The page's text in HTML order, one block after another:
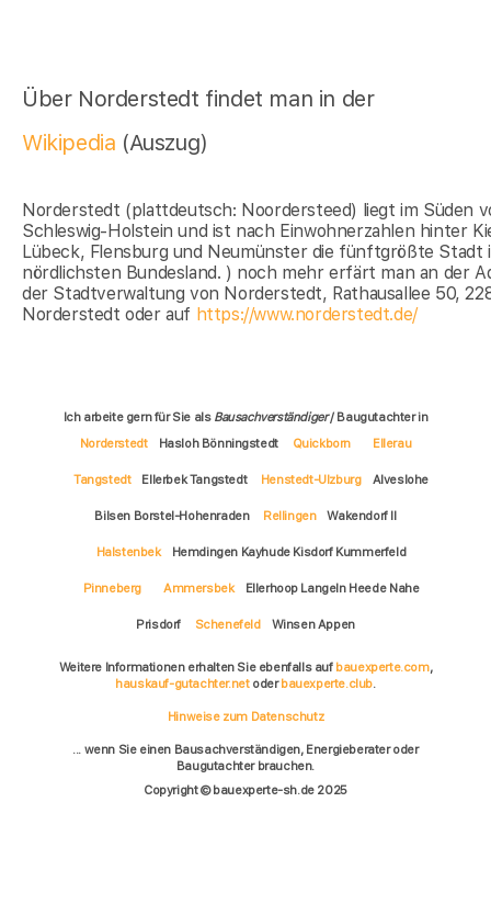
Über Norderstedt findet man in der
Wikipedia (Auszug)
Norderstedt (plattdeutsch: Noordersteed) liegt im Süden
Schleswig-Holstein und ist nach Einwohnerzahlen hinter
Lübeck, Flensburg und Neumünster die fünftgrößte Stadt
nördlichsten Bundesland. ) noch mehr erfärt man an der
der Stadtverwaltung von Norderstedt, Rathausallee 50,
Norderstedt oder auf https://www.norderstedt.de/
Ich arbeite gern für Sie als Bausachverständiger/ Baugutachter in
Norderstedt
Hasloh Bönningstedt Quickborn Ellerau
Tangstedt Ellerbek Tangstedt Henstedt-Ulzburg Alveslohe
Bilsen Borstel-Hohenraden Rellingen Wakendorf II
Halstenbek Hemdingen Kayhude Kisdorf Kummerfeld
Pinneberg Ammersbek Ellerhoop Langeln Heede Nahe
Prisdorf Schenefeld Winsen Appen
Weitere Informationen erhalten Sie ebenfalls auf bauexperte.com,
hauskauf-gutachter.netoderbauexperte.club.
Hinweise zum Datenschutz
... wenn Sie einen Bausachverständigen, Energieberater oder
Baugutachter brauchen.
Copyright © bauexperte-sh.de 2025